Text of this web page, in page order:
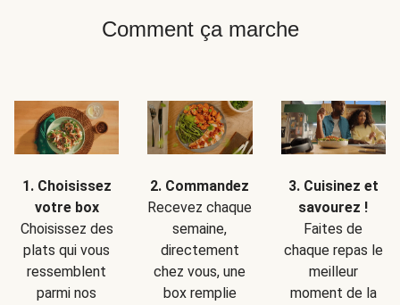
Comment ça marche
1. Choisissez
votre box
Choisissez des
plats qui vous
ressemblent
parmi nos
2. Commandez
Recevez chaque
semaine,
directement
chez vous, une
box remplie
3. Cuisinez et
savourez !
Faites de
chaque repas le
meilleur
moment de la